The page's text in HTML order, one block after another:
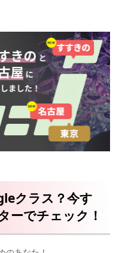
クラス？今す
ーでチェック！